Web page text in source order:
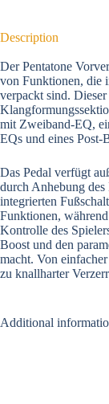
Description
Der Pentatone
von Funktionen, die
verpackt sind.
mit Zweiband-EQ,
EQs und eines Post-
Das Pedal verfügt
durch Anhebung
integrierten
Funktionen,
Kontrolle des
Boost und den
macht. Von
zu knallharter
Additional